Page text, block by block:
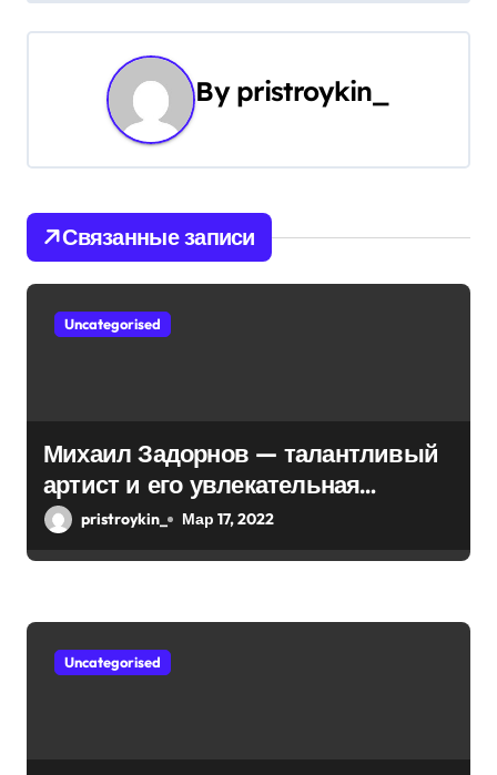
г
и
я
п
о
и
я
м
By pristroykin_
Связанные записи
Uncategorised
Михаил Задорнов — талантливый
артист и его увлекательная
биография — выдающиеся
pristroykin_ Мар 17, 2022
Uncategorised